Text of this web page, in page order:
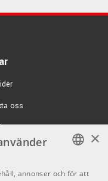
oss
SWEDISH
×
annonser och för att